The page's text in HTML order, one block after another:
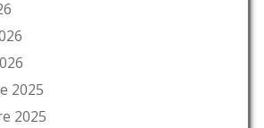
2025
2025